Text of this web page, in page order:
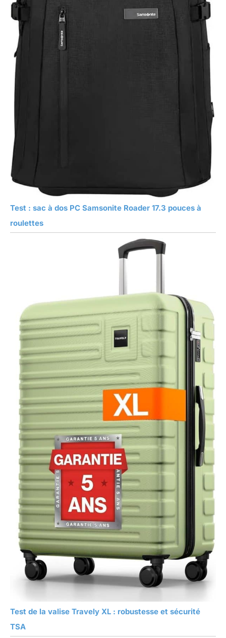
Test : sac à dos PC Samsonite Roader 17.3 pouces à
roulettes
Test de la valise Travely XL : robustesse et sécurité
TSA